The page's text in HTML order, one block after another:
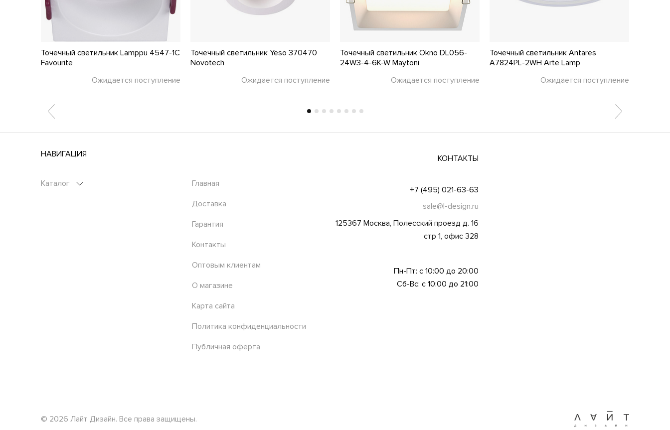
Точечный светильник Lamppu 4547-1C
Favourite
Ожидается поступление
Точечный светильник Yeso 370470
Novotech
Ожидается поступление
Точечный светильник Okno DL056-
24W3-4-6K-W Maytoni
Ожидается поступление
Точечный светильник Antares
A7824PL-2WH Arte Lamp
Ожидается поступление
НАВИГАЦИЯ
Каталог Главная
Доставка
Гарантия
Контакты
Оптовым клиентам
О магазине
Карта сайта
Политика конфиденциальности
Публичная оферта
КОНТАКТЫ
+7 (495) 021-63-63
sale@l-design.ru
125367 Москва, Полесский проезд д. 16
стр 1, офис 328
Пн-Пт: с 10:00 до 20:00
Сб-Вс: с 10:00 до 21:00
© 2026 Лайт Дизайн. Все права защищены.